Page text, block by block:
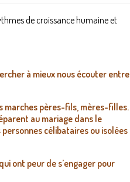
de croissance humaine et
à mieux nous écouter entre
marches pères-fils, mères-filles.
au mariage dans le
célibataires ou isolées
ont peur de s’engager pour